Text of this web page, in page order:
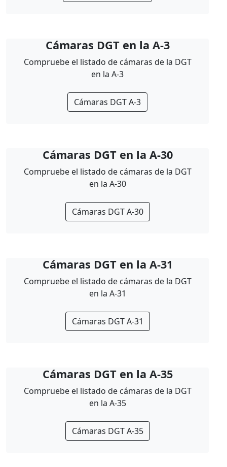
Cámaras DGT en la A-3
Compruebe el listado de cámaras de la DGT
en la A-3
Cámaras DGT A-3
Cámaras DGT en la A-30
Compruebe el listado de cámaras de la DGT
en la A-30
Cámaras DGT A-30
Cámaras DGT en la A-31
Compruebe el listado de cámaras de la DGT
en la A-31
Cámaras DGT A-31
Cámaras DGT en la A-35
Compruebe el listado de cámaras de la DGT
en la A-35
Cámaras DGT A-35